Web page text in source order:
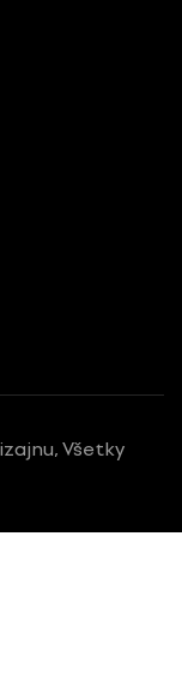
Všetky